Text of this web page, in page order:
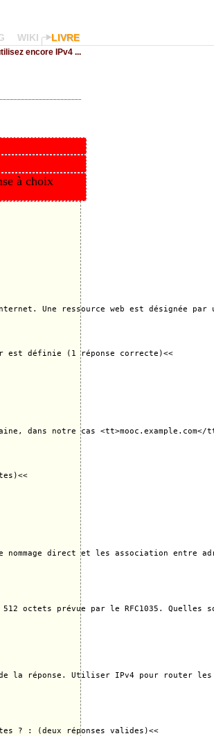
WIKI LIVRE
encore IPv4 ...
à choix
Une ressource web est désignée par
est définie (1 réponse correcte)<<
dans notre cas
direct et les association entre
octets prévue par le RFC1035.
Utiliser IPv4 pour router les
? : (deux réponses valides)<<